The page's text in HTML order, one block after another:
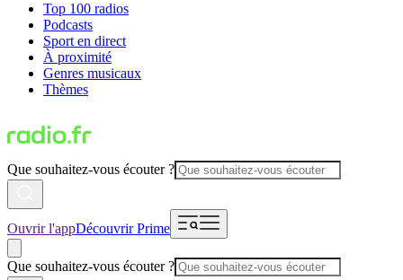
Top 100 radios
Podcasts
Sport en direct
À proximité
Genres musicaux
Thèmes
Que souhaitez-vous écouter ?
Ouvrir l'appDécouvrir Prime
Que souhaitez-vous écouter ?